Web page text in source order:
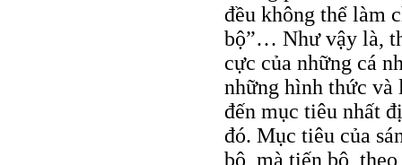
đều không thể làm
bộ”… Như vậy là,
cực của những cá
những hình thức và
đến mục tiêu nhất
đó. Mục tiêu của
bộ, mà tiến bộ,